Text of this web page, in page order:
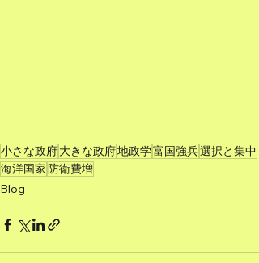
小さな政府大きな政府地政学富国強兵選択と集中
海洋国家防衛費増
Blog